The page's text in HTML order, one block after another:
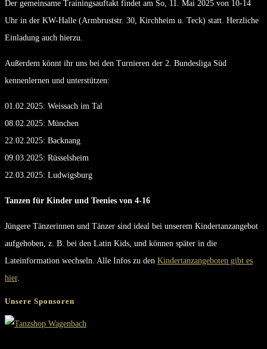
Der gemeinsame Trainingsauftakt findet am So, 11. Mai 2025 von 10-14
Uhr in der KW-Halle (Armbruststr. 30, Kirchheim u. Teck) statt. Herzliche
Einladung auch hierzu.
Außerdem könnt ihr uns bei den Turnieren der 2. Bundesliga Süd
kennenlernen und unterstützen:
01.02.2025: Weissach im Tal
08.02.2025: München
22.02.2025: Backnang
09.03.2025: Rüsselsheim
22.03.2025: Ludwigsburg
Tanzen für Kinder und Teenies von 4-16
Jüngere Tänzerinnen und Tänzer sind ideal bei unserem Kindertanzangebot
aufgehoben, z. B. bei den Latin Kids, und können später in die
Lateinformation wechseln. Alle Infos zu den Kindertanzangeboten gibt es
hier.
Unsere Sponsoren